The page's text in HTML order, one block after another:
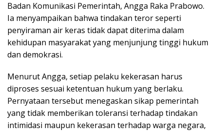
Badan Komunikasi Pemerintah, Angga Raka Prabowo.
Ia menyampaikan bahwa tindakan teror seperti
penyiraman air keras tidak dapat diterima dalam
kehidupan masyarakat yang menjunjung tinggi hukum
dan demokrasi.
Menurut Angga, setiap pelaku kekerasan harus
diproses sesuai ketentuan hukum yang berlaku.
Pernyataan tersebut menegaskan sikap pemerintah
yang tidak memberikan toleransi terhadap tindakan
intimidasi maupun kekerasan terhadap warga negara,